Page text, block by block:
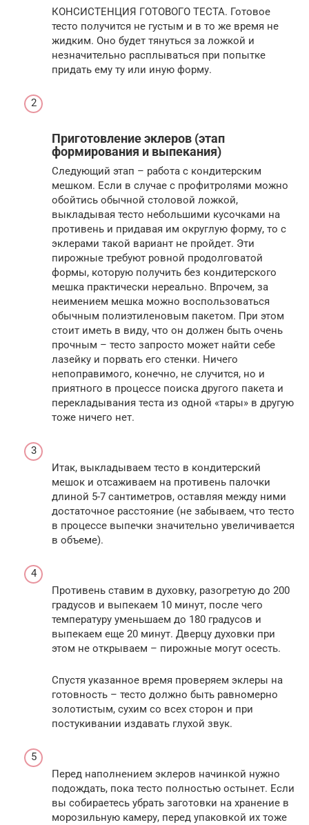
КОНСИСТЕНЦИЯ ГОТОВОГО ТЕСТА. Готовое
тесто получится не густым и в то же время не
жидким. Оно будет тянуться за ложкой и
незначительно расплываться при попытке
придать ему ту или иную форму.
Приготовление эклеров (этап
формирования и выпекания)
Следующий этап – работа с кондитерским
мешком. Если в случае с профитролями можно
обойтись обычной столовой ложкой,
выкладывая тесто небольшими кусочками на
противень и придавая им округлую форму, то с
эклерами такой вариант не пройдет. Эти
пирожные требуют ровной продолговатой
формы, которую получить без кондитерского
мешка практически нереально. Впрочем, за
неимением мешка можно воспользоваться
обычным полиэтиленовым пакетом. При этом
стоит иметь в виду, что он должен быть очень
прочным – тесто запросто может найти себе
лазейку и порвать его стенки. Ничего
непоправимого, конечно, не случится, но и
приятного в процессе поиска другого пакета и
перекладывания теста из одной «тары» в другую
тоже ничего нет.
Итак, выкладываем тесто в кондитерский
мешок и отсаживаем на противень палочки
длиной 5-7 сантиметров, оставляя между ними
достаточное расстояние (не забываем, что тесто
в процессе выпечки значительно увеличивается
в объеме).
Противень ставим в духовку, разогретую до 200
градусов и выпекаем 10 минут, после чего
температуру уменьшаем до 180 градусов и
выпекаем еще 20 минут. Дверцу духовки при
этом не открываем – пирожные могут осесть.
Спустя указанное время проверяем эклеры на
готовность – тесто должно быть равномерно
золотистым, сухим со всех сторон и при
постукивании издавать глухой звук.
Перед наполнением эклеров начинкой нужно
подождать, пока тесто полностью остынет. Если
вы собираетесь убрать заготовки на хранение в
морозильную камеру, перед упаковкой их тоже